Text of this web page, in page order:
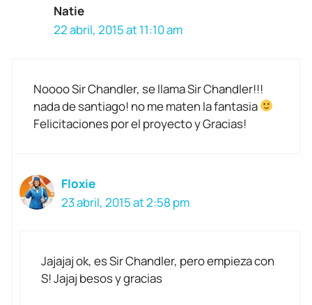
Natie
22 abril, 2015 at 11:10 am
Noooo Sir Chandler, se llama Sir Chandler!!!
nada de santiago! no me maten la fantasia
Felicitaciones por el proyecto y Gracias!
Floxie
23 abril, 2015 at 2:58 pm
Jajajaj ok, es Sir Chandler, pero empieza con
S! Jajaj besos y gracias